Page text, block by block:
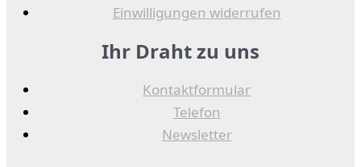
Einwilligungen widerrufen
Ihr Draht zu uns
Kontaktformular
Telefon
Newsletter